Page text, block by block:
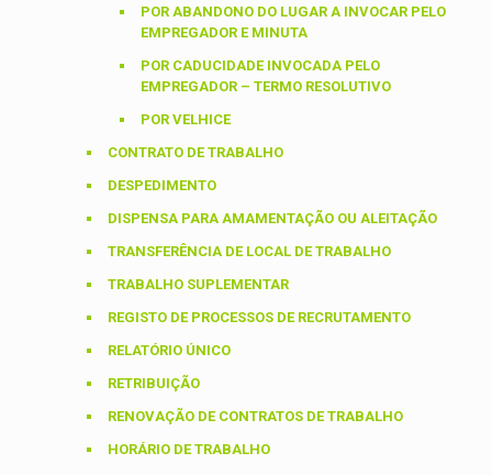
POR ABANDONO DO LUGAR A INVOCAR PELO
EMPREGADOR E MINUTA
POR CADUCIDADE INVOCADA PELO
EMPREGADOR – TERMO RESOLUTIVO
POR VELHICE
CONTRATO DE TRABALHO
DESPEDIMENTO
DISPENSA PARA AMAMENTAÇÃO OU ALEITAÇÃO
TRANSFERÊNCIA DE LOCAL DE TRABALHO
TRABALHO SUPLEMENTAR
REGISTO DE PROCESSOS DE RECRUTAMENTO
RELATÓRIO ÚNICO
RETRIBUIÇÃO
RENOVAÇÃO DE CONTRATOS DE TRABALHO
HORÁRIO DE TRABALHO